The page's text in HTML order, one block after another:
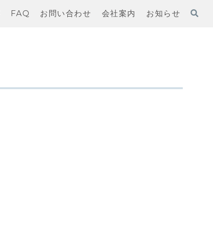
FAQ お問い合わせ 会社案内 お知らせ